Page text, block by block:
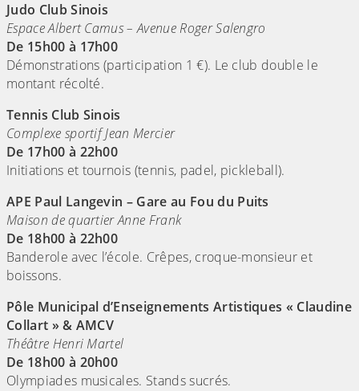
Judo Club Sinois
Espace Albert Camus – Avenue Roger Salengro
De 15h00 à 17h00
Démonstrations (participation 1 €). Le club double le
montant récolté.
Tennis Club Sinois
Complexe sportif Jean Mercier
De 17h00 à 22h00
Initiations et tournois (tennis, padel, pickleball).
APE Paul Langevin – Gare au Fou du Puits
Maison de quartier Anne Frank
De 18h00 à 22h00
Banderole avec l’école. Crêpes, croque-monsieur et
boissons.
Pôle Municipal d’Enseignements Artistiques « Claudine
Collart » & AMCV
Théâtre Henri Martel
De 18h00 à 20h00
Olympiades musicales. Stands sucrés.